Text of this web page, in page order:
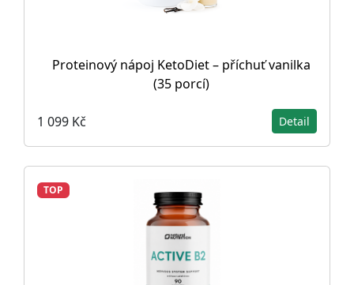
Proteinový nápoj KetoDiet – příchuť vanilka
(35 porcí)
1 099 Kč Detail
TOP